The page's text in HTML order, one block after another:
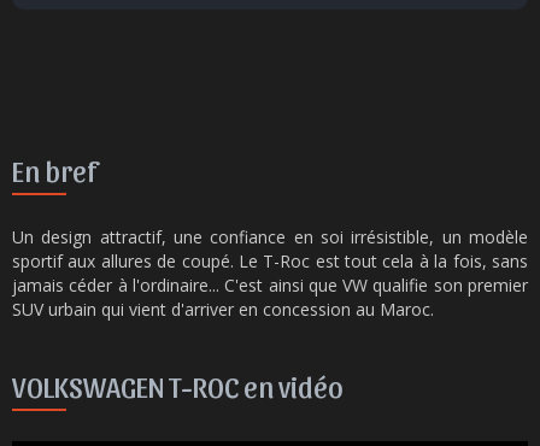
En bref
Un design attractif, une confiance en soi irrésistible, un modèle
sportif aux allures de coupé. Le T-Roc est tout cela à la fois, sans
jamais céder à l'ordinaire... C'est ainsi que VW qualifie son premier
SUV urbain qui vient d'arriver en concession au Maroc.
VOLKSWAGEN T-ROC en vidéo